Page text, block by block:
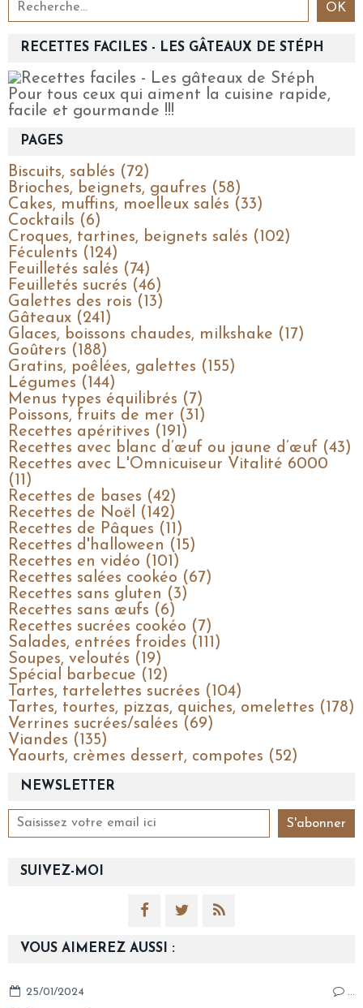
NEWSLETTER
SUIVEZ-MOI
RECETTES FACILES - LES GÂTEAUX DE STÉPH
Pour tous ceux qui aiment la cuisine rapide,
facile et gourmande !!!
VOUS AIMEREZ AUSSI :
25/01/2024 …
PAGES
Biscuits, sablés (72)
Brioches, beignets, gaufres (58)
Cakes, muffins, moelleux salés (33)
Cocktails (6)
Croques, tartines, beignets salés (102)
Féculents (124)
Feuilletés salés (74)
Feuilletés sucrés (46)
Galettes des rois (13)
Gâteaux (241)
Glaces, boissons chaudes, milkshake (17)
Goûters (188)
Gratins, poêlées, galettes (155)
Légumes (144)
Menus types équilibrés (7)
Poissons, fruits de mer (31)
Recettes apéritives (191)
Recettes avec blanc d’œuf ou jaune d’œuf (43)
Recettes avec L'Omnicuiseur Vitalité 6000
(11)
Recettes de bases (42)
Recettes de Noël (142)
Recettes de Pâques (11)
Recettes d'halloween (15)
Recettes en vidéo (101)
Recettes salées cookéo (67)
Recettes sans gluten (3)
Recettes sans œufs (6)
Recettes sucrées cookéo (7)
Salades, entrées froides (111)
Soupes, veloutés (19)
Spécial barbecue (12)
Tartes, tartelettes sucrées (104)
Tartes, tourtes, pizzas, quiches, omelettes (178)
Verrines sucrées/salées (69)
Viandes (135)
Yaourts, crèmes dessert, compotes (52)